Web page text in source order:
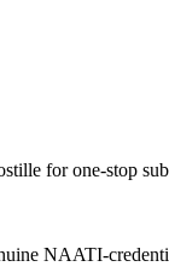
for one-stop
NAATI-